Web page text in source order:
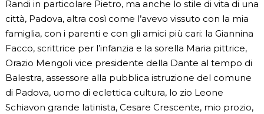
Randi in particolare Pietro, ma anche lo stile di vita di una
città, Padova, altra così come l’avevo vissuto con la mia
famiglia, con i parenti e con gli amici più cari: la Giannina
Facco, scrittrice per l’infanzia e la sorella Maria pittrice,
Orazio Mengoli vice presidente della Dante al tempo di
Balestra, assessore alla pubblica istruzione del comune
di Padova, uomo di eclettica cultura, lo zio Leone
Schiavon grande latinista, Cesare Crescente, mio prozio,